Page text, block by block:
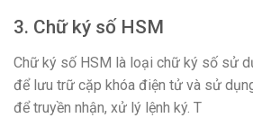
3. Chữ ký số HSM
Chữ ký số HSM là loại chữ ký số sử
để lưu trữ cặp khóa điện tử và sử
để truyền nhận, xử lý lệnh ký. T